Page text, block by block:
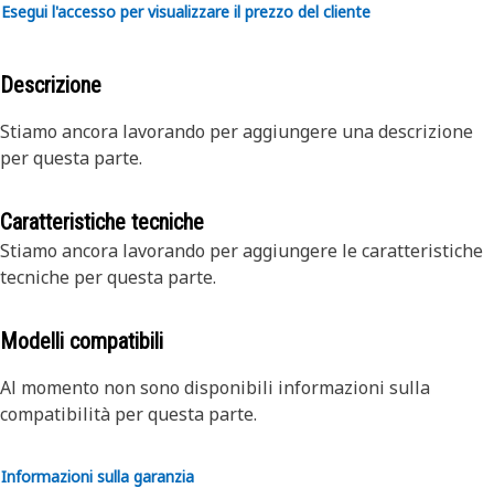
Esegui l'accesso per visualizzare il prezzo del cliente
Descrizione
Stiamo ancora lavorando per aggiungere una descrizione
per questa parte.
Caratteristiche tecniche
Stiamo ancora lavorando per aggiungere le caratteristiche
tecniche per questa parte.
Modelli compatibili
Al momento non sono disponibili informazioni sulla
compatibilità per questa parte.
Informazioni sulla garanzia